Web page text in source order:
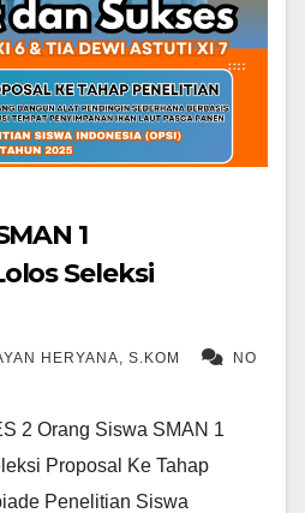
1
Seleksi
HERYANA, S.KOM NO
2 Orang Siswa SMAN 1
Proposal Ke Tahap
Penelitian Siswa